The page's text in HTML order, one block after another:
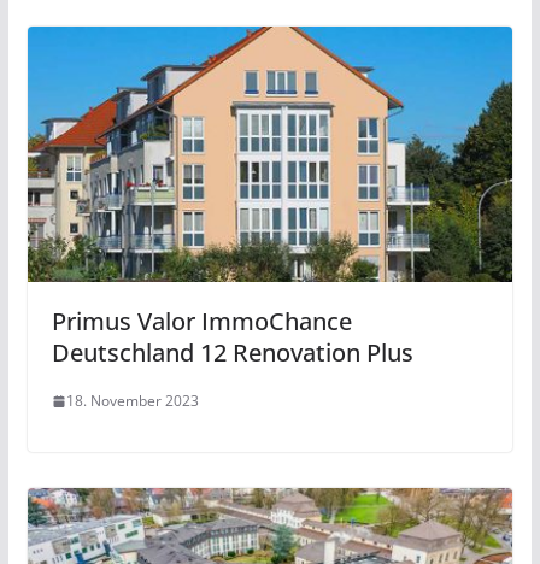
Primus Valor ImmoChance
Deutschland 12 Renovation Plus
18. November 2023